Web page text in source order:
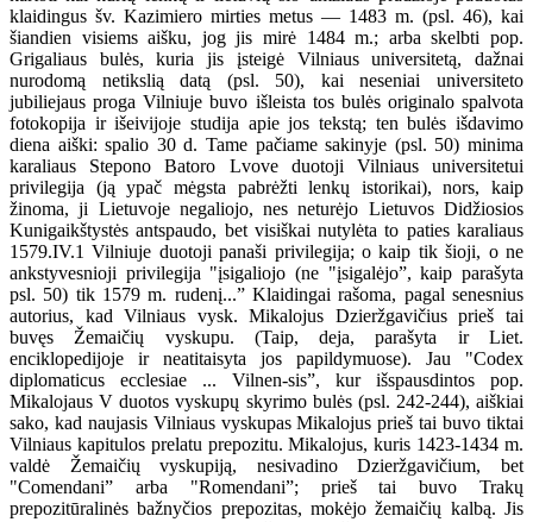
klaidingus šv. Kazimiero mirties metus — 1483 m. (psl. 46), kai
šiandien visiems aišku, jog jis mirė 1484 m.; arba skelbti pop.
Grigaliaus bulės, kuria jis įsteigė Vilniaus universitetą, dažnai
nurodomą netikslią datą (psl. 50), kai neseniai universiteto
jubiliejaus proga Vilniuje buvo išleista tos bulės originalo spalvota
fotokopija ir išeivijoje studija apie jos tekstą; ten bulės išdavimo
diena aiški: spalio 30 d. Tame pačiame sakinyje (psl. 50) minima
karaliaus Stepono Batoro Lvove duotoji Vilniaus universitetui
privilegija (ją ypač mėgsta pabrėžti lenkų istorikai), nors, kaip
žinoma, ji Lietuvoje negaliojo, nes neturėjo Lietuvos Didžiosios
Kunigaikštystės antspaudo, bet visiškai nutylėta to paties karaliaus
1579.IV.1 Vilniuje duotoji panaši privilegija; o kaip tik šioji, o ne
ankstyvesnioji privilegija "įsigaliojo (ne "įsigalėjo”, kaip parašyta
psl. 50) tik 1579 m. rudenį...” Klaidingai rašoma, pagal senesnius
autorius, kad Vilniaus vysk. Mikalojus Dzieržgavičius prieš tai
buvęs Žemaičių vyskupu. (Taip, deja, parašyta ir Liet.
enciklopedijoje ir neatitaisyta jos papildymuose). Jau "Codex
diplomaticus ecclesiae ... Vilnen-sis”, kur išspausdintos pop.
Mikalojaus V duotos vyskupų skyrimo bulės (psl. 242-244), aiškiai
sako, kad naujasis Vilniaus vyskupas Mikalojus prieš tai buvo tiktai
Vilniaus kapitulos prelatu prepozitu. Mikalojus, kuris 1423-1434 m.
valdė Žemaičių vyskupiją, nesivadino Dzieržgavičium, bet
"Comendani” arba "Romendani”; prieš tai buvo Trakų
prepozitūralinės bažnyčios prepozitas, mokėjo žemaičių kalbą. Jis